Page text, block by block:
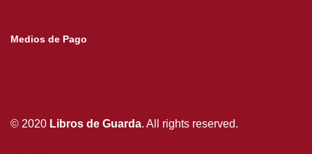
Medios de Pago
© 2020 Libros de Guarda. All rights reserved.